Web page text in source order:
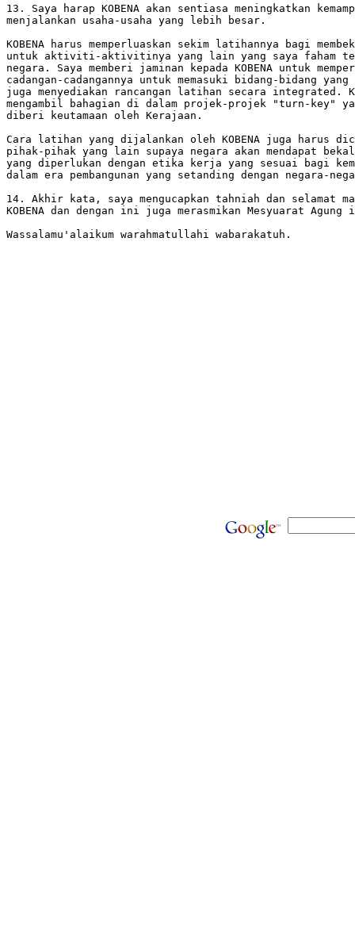
13. Saya harap KOBENA akan sentiasa meningkatkan
menjalankan usaha-usaha yang lebih besar.
KOBENA harus memperluaskan sekim latihannya bagi
untuk aktiviti-aktivitinya yang lain yang saya faham
negara. Saya memberi jaminan kepada KOBENA untuk
cadangan-cadangannya untuk memasuki bidang-bidang
juga menyediakan rancangan latihan secara integrated.
mengambil bahagian di dalam projek-projek "turn-key"
diberi keutamaan oleh Kerajaan.
Cara latihan yang dijalankan oleh KOBENA juga harus
pihak-pihak yang lain supaya negara akan mendapat
yang diperlukan dengan etika kerja yang sesuai bagi
dalam era pembangunan yang setanding dengan negara-
14. Akhir kata, saya mengucapkan tahniah dan selamat
KOBENA dan dengan ini juga merasmikan Mesyuarat
Wassalamu'alaikum warahmatullahi wabarakatuh.